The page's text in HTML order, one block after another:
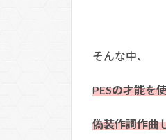
そんな中、
PESの才能を
偽装作詞作曲